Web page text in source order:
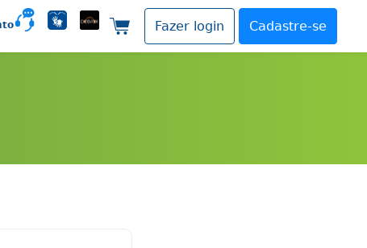
Carrinho de compras
Fazer login Cadastre-se